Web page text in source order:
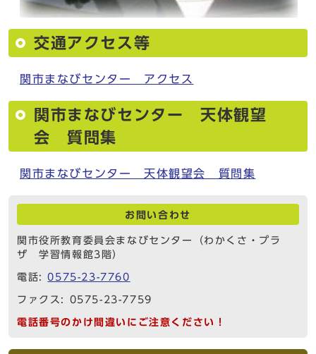
交通アクセス等
関市まなびセンター アクセス
関市まなびセンター 天体観望
会 質問集
関市まなびセンター 天体観望会 質問集
お問い合わせ
関市役所教育委員会まなびセンター（わかくさ・プラ
ザ 学習情報館3階）
電話:0575-23-7760
ファクス: 0575-23-7759
電話番号のかけ間違いにご注意ください！